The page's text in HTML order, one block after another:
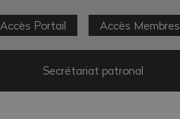
Accès Portail Accès Membres
Secrétariat patronal